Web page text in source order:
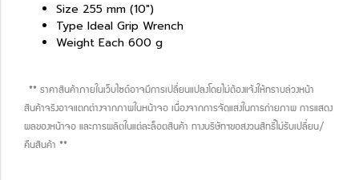
Size 255 mm (10")
Type Ideal Grip Wrench
Weight Each 600 g
** ราคาสินค้าภายในเว็บไซต์อาจมีการเปลี่ยนแปลงโดยไม่ต้องแจ้งให้ทราบล่วงหน้า
สินค้าจริงอาจแตกต่างจากภาพในหน้าจอ เนื่องจากการจัดแสงในการถ่ายภาพ การแสดง
ผลของหน้าจอ และการผลิตในแต่ละล็อตสินค้า ทางบริษัทฯขอสงวนสิทธิ์ไม่รับเปลี่ยน/
คืนสินค้า **